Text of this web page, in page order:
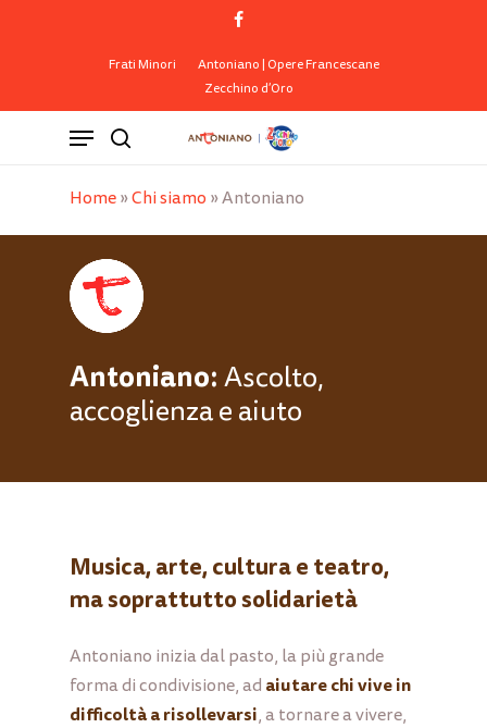
facebook
Frati Minori
Antoniano | Opere Francescane
Zecchino d’Oro
Menu
Home »Chi siamo »Antoniano
Antoniano: Ascolto,
accoglienza e aiuto
Musica, arte, cultura e teatro,
ma soprattutto solidarietà
Antoniano inizia dal pasto, la più grande
forma di condivisione, ad aiutare chi vive in
difficoltà a risollevarsi, a tornare a vivere,